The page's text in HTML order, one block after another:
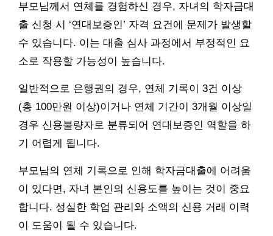
부모님께서 연체를 경험하신 경우, 자녀의 학자금대
출 신청 시 ‘연대보증인’ 자격 요건에 문제가 발생할
수 있습니다. 이는 대출 심사 과정에서 부정적인 요
소로 작용할 가능성이 높습니다.
일반적으로 은행권의 경우, 연체 기록이 3건 이상
(총 100만원 이상)이거나 연체 기간이 3개월 이상일
경우 신용불량자로 분류되어 연대보증인 역할을 하
기 어렵게 됩니다.
부모님의 연체 기록으로 인해 학자금대출에 어려움
이 있다면, 자녀 본인의 신용도를 높이는 것이 중요
합니다. 성실한 학업 관리와 소액의 신용 거래 이력
이 도움이 될 수 있습니다.